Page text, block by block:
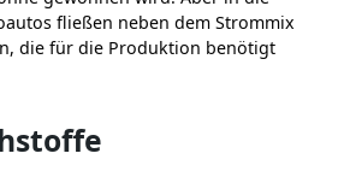
fließen neben dem Strommix
die für die Produktion benötigt